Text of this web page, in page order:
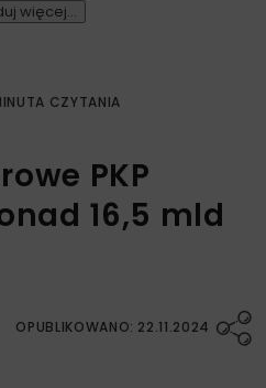
więcej...
CZYTANIA
PKP
16,5 mld
OPUBLIKOWANO: 22.11.2024